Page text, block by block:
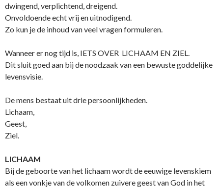
dwingend, verplichtend, dreigend.
Onvoldoende echt vrij en uitnodigend.
Zo kun je de inhoud van veel vragen formuleren.
Wanneer er nog tijd is, IETS OVER LICHAAM EN ZIEL.
Dit sluit goed aan bij de noodzaak van een bewuste goddelijke
levensvisie.
De mens bestaat uit drie persoonlijkheden.
Lichaam,
Geest,
Ziel.
LICHAAM
Bij de geboorte van het lichaam wordt de eeuwige levenskiem
als een vonkje van de volkomen zuivere geest van God in het